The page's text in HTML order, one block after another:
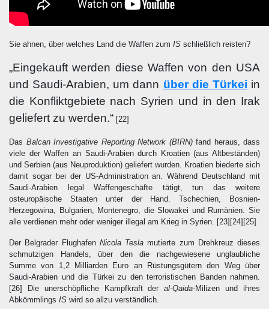
Sie ahnen, über welches Land die Waffen zum IS schließlich reisten?
„Eingekauft werden diese Waffen von den USA
und Saudi-Arabien, um dann über die Türkei in
die Konfliktgebiete nach Syrien und in den Irak
geliefert zu werden.“ [22]
Das Balcan Investigative Reporting Network (BIRN)fand heraus, dass
viele der Waffen an Saudi-Arabien durch Kroatien (aus Altbeständen)
und Serbien (aus Neuproduktion) geliefert wurden. Kroatien biederte sich
damit sogar bei der US-Administration an. Während Deutschland mit
Saudi-Arabien legal Waffengeschäfte tätigt, tun das weitere
osteuropäische Staaten unter der Hand. Tschechien, Bosnien-
Herzegowina, Bulgarien, Montenegro, die Slowakei und Rumänien. Sie
alle verdienen mehr oder weniger illegal am Krieg in Syrien. [23][24][25]
Der Belgrader Flughafen Nicola Tesla mutierte zum Drehkreuz dieses
schmutzigen Handels, über den die nachgewiesene unglaubliche
Summe von 1,2 Milliarden Euro an Rüstungsgütern den Weg über
Saudi-Arabien und die Türkei zu den terroristischen Banden nahmen.
[26]
Die unerschöpfliche Kampfkraft deral-Qaida-Milizen und ihres
Abkömmlings IS wird so allzu verständlich.